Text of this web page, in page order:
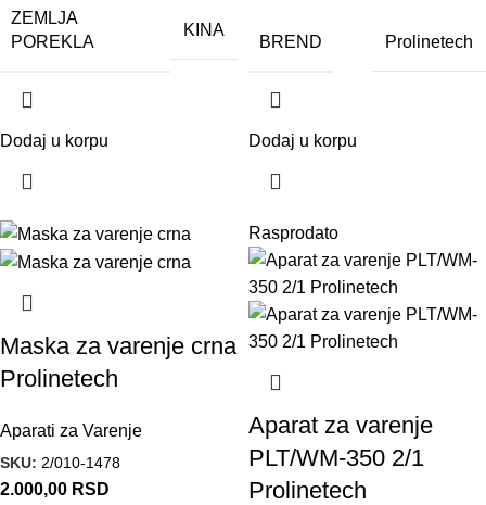
ZEMLJA
POREKLA
KINA
Dodaj u korpu
BREND Prolinetech
Dodaj u korpu
Maska za varenje crna
Prolinetech
Aparati za Varenje
SKU: 2/010-1478
2.000,00 RSD
Rasprodato
Aparat za varenje
PLT/WM-350 2/1
Prolinetech